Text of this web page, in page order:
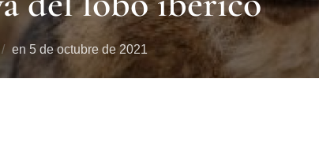
en 5 de octubre de 2021